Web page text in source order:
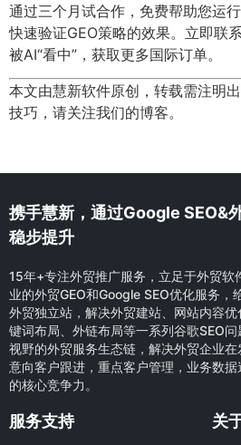
通过三个月试合作，免费帮助您运
快速验证GEO策略的效果。立即联
被AI“看中”，获取更多国际订单。
本文由慧新软件原创，转载需注明
技巧，请关注我们的博客。
携手慧新，通过Google SEO&
稳步提升
15年+专注外贸推广服务，立足于外贸软
业的外贸GEO和Google SEO优化服务，
外贸独立站，解决外贸建站、网站内容
键词布局、外链布局等一系列谷歌SEO
视野的外贸服务生态链，解决外贸企业在
意向客户跟进，重点客户管理，业务数
的核心竞争力。
服务支持 关